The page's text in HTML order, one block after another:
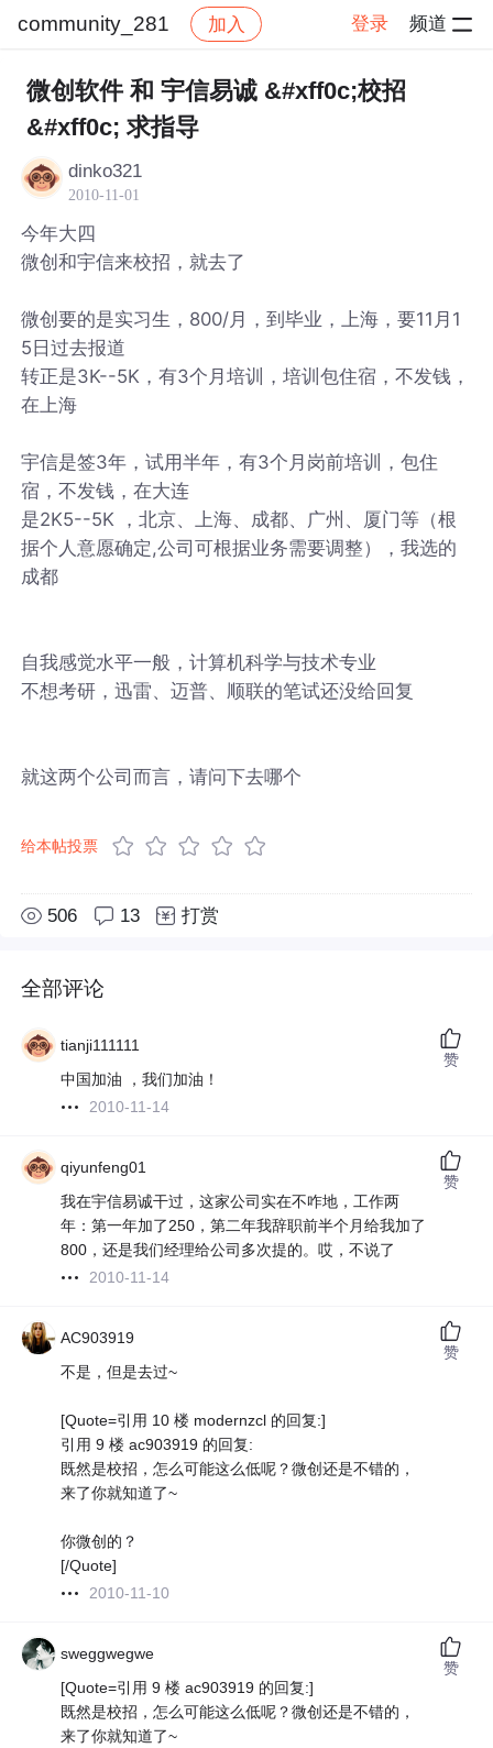
community_281 加入 登录 频道
社区 community_281 帖子详情
微创软件 和 宇信易诚 &#xff0c;校招
&#xff0c; 求指导
dinko321
2010-11-01
今年大四
微创和宇信来校招，就去了
微创要的是实习生，800/月，到毕业，上海，要11月1
5日过去报道
转正是3K--5K，有3个月培训，培训包住宿，不发钱，
在上海
宇信是签3年，试用半年，有3个月岗前培训，包住
宿，不发钱，在大连
是2K5--5K ，北京、上海、成都、广州、厦门等（根
据个人意愿确定,公司可根据业务需要调整），我选的
成都
自我感觉水平一般，计算机科学与技术专业
不想考研，迅雷、迈普、顺联的笔试还没给回复
就这两个公司而言，请问下去哪个
给本帖投票
506 13 打赏
全部评论
tianji111111
中国加油 ，我们加油！
2010-11-14
赞
qiyunfeng01
我在宇信易诚干过，这家公司实在不咋地，工作两
年：第一年加了250，第二年我辞职前半个月给我加了
800，还是我们经理给公司多次提的。哎，不说了
2010-11-14
赞
AC903919
不是，但是去过~
[Quote=引用 10 楼 modernzcl 的回复:]
引用 9 楼 ac903919 的回复:
既然是校招，怎么可能这么低呢？微创还是不错的，
来了你就知道了~
你微创的？
[/Quote]
2010-11-10
赞
sweggwegwe
[Quote=引用 9 楼 ac903919 的回复:]
既然是校招，怎么可能这么低呢？微创还是不错的，
来了你就知道了~
赞